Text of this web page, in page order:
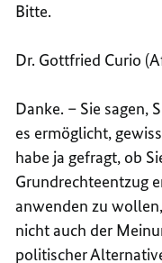
Bitte.
Dr. Gottfried Curio
Danke. – Sie sagen,
es ermöglicht,
habe ja gefragt, ob
Grundrechteentzug
anwenden zu
nicht auch der
politischer